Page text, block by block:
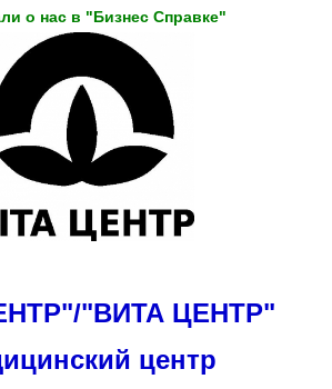
о нас в "Бизнес Справке"
"ВИТА ЦЕНТР"
центр